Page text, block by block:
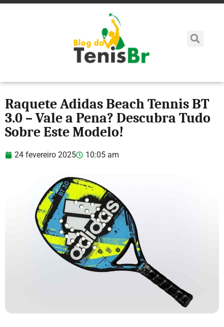
Raquete Adidas Beach Tennis BT
3.0 – Vale a Pena? Descubra Tudo
Sobre Este Modelo!
24 fevereiro 2025 10:05 am